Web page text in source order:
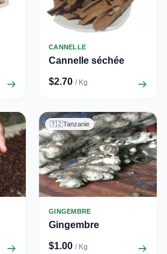
CANNELLE
Cannelle séchée
$2.70 / Kg
🇹🇿Tanzanie
GINGEMBRE
Gingembre
$1.00 / Kg